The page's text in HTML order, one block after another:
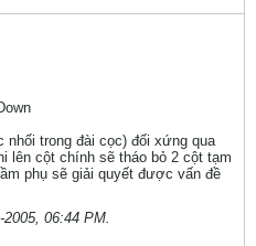
nhối trong đài cọc) đối xứng qua
lên cột chính sẽ tháo bỏ 2 cột tạm
phụ sẽ giải quyết được vấn đề
2005, 06:44 PM.